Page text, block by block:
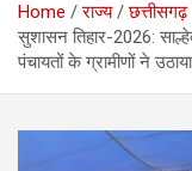
Home राज्य
छत्तीसगढ़
सुशासन तिहार-2026:
पंचायतों के ग्रामीणों ने